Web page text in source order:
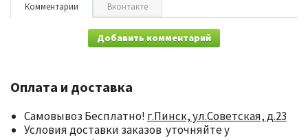
Комментарии Вконтакте
Добавить комментарий
Оплата и доставка
Самовывоз Бесплатно! г.Пинск, ул.Советская, д.23
Условия доставки заказов уточняйте у